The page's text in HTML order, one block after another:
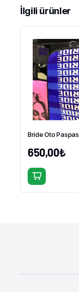
İlgili ürünler
Bride Oto Paspas
650,00₺